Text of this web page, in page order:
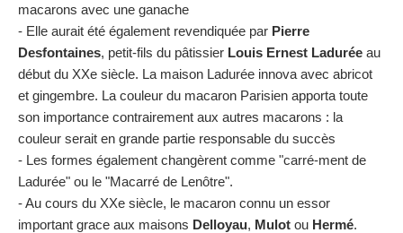
macarons avec une ganache
- Elle aurait été également revendiquée par Pierre
Desfontaines, petit-fils du pâtissier Louis Ernest Ladurée au
début du XXe siècle. La maison Ladurée innova avec abricot
et gingembre. La couleur du macaron Parisien apporta toute
son importance contrairement aux autres macarons : la
couleur serait en grande partie responsable du succès
- Les formes également changèrent comme "carré-ment de
Ladurée" ou le "Macarré de Lenôtre".
- Au cours du XXe siècle, le macaron connu un essor
important grace aux maisons Delloyau, Mulot ou Hermé.